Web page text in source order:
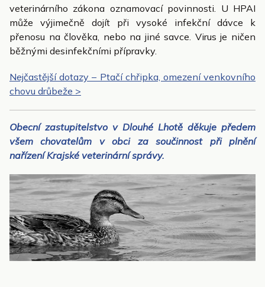
veterinárního zákona oznamovací povinnosti. U HPAI
může výjimečně dojít při vysoké infekční dávce k
přenosu na člověka, nebo na jiné savce. Virus je ničen
běžnými desinfekčními přípravky.
Nejčastější dotazy – Ptačí chřipka, omezení venkovního
chovu drůbeže >
Obecní zastupitelstvo v Dlouhé Lhotě děkuje předem
všem chovatelům v obci za součinnost při plnění
nařízení Krajské veterinární správy.